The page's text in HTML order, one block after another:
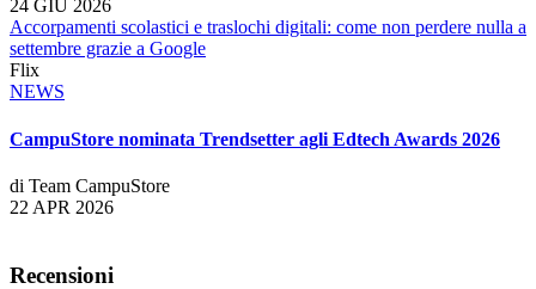
24 GIU 2026
Accorpamenti scolastici e traslochi digitali: come non perdere nulla a
settembre grazie a Google
Flix
NEWS
CampuStore nominata Trendsetter agli Edtech Awards 2026
di Team CampuStore
22 APR 2026
Recensioni